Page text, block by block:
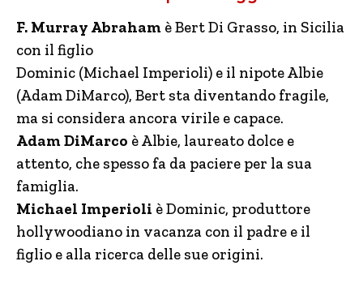
F. Murray Abraham è Bert Di Grasso, in Sicilia
con il figlio
Dominic (Michael Imperioli) e il nipote Albie
(Adam DiMarco), Bert sta diventando fragile,
ma si considera ancora virile e capace.
Adam DiMarco è Albie, laureato dolce e
attento, che spesso fa da paciere per la sua
famiglia.
Michael Imperioli è Dominic, produttore
hollywoodiano in vacanza con il padre e il
figlio e alla ricerca delle sue origini.